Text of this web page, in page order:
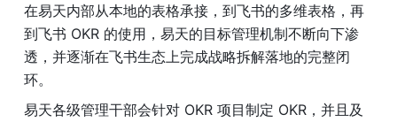
在易天内部从本地的表格承接，到飞书的多维表格，再
到飞书 OKR 的使用，易天的目标管理机制不断向下渗
透，并逐渐在飞书生态上完成战略拆解落地的完整闭
环。
易天各级管理干部会针对 OKR 项目制定 OKR，并且及